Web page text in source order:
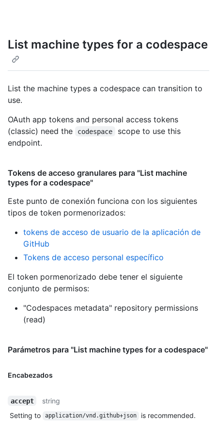
List machine types for a codespace
List the machine types a codespace can transition to
use.
OAuth app tokens and personal access tokens
(classic) need the
codespace
scope to use this
endpoint.
Tokens de acceso granulares para "List machine
types for a codespace"
Este punto de conexión funciona con los siguientes
tipos de token pormenorizados:
tokens de acceso de usuario de la aplicación de
GitHub
Tokens de acceso personal específico
El token pormenorizado debe tener el siguiente
conjunto de permisos:
"Codespaces metadata" repository permissions
(read)
Parámetros para "List machine types for a codespace"
Encabezados
accept
string
Setting to
application/vnd.github+json is recommended.